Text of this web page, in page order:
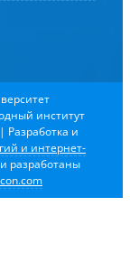
институт
| Разработка и
и интернет-
разработаны